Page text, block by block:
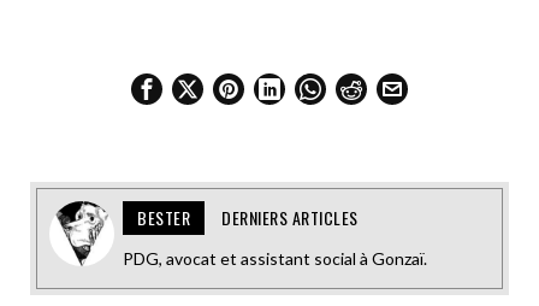
BESTER DERNIERS ARTICLES
PDG, avocat et assistant social à Gonzaï.